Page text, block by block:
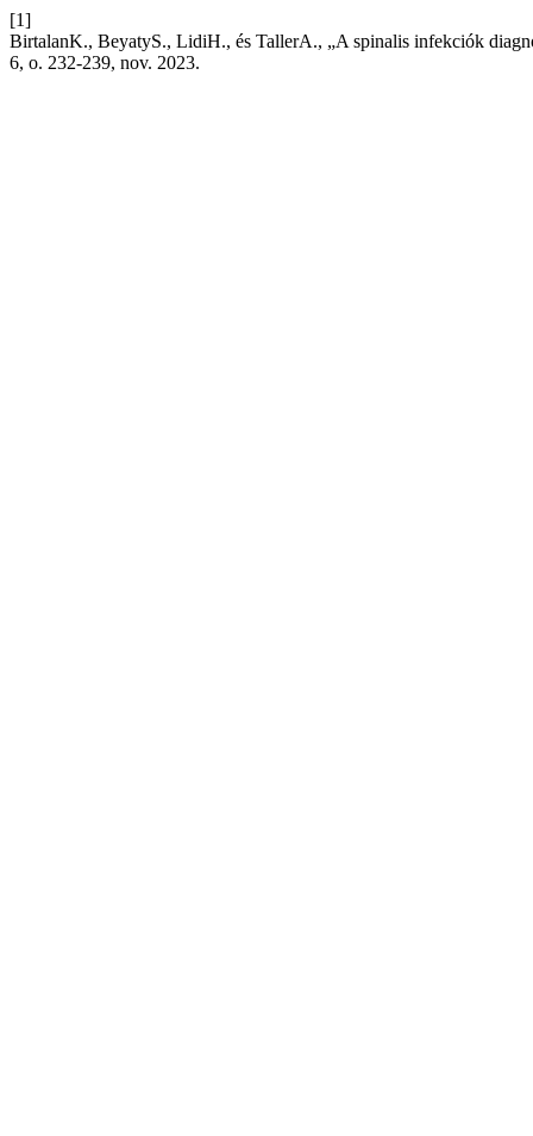
[1]
BirtalanK., BeyatyS., LidiH., és TallerA., „A spinalis infekciók
6, o. 232-239, nov. 2023.